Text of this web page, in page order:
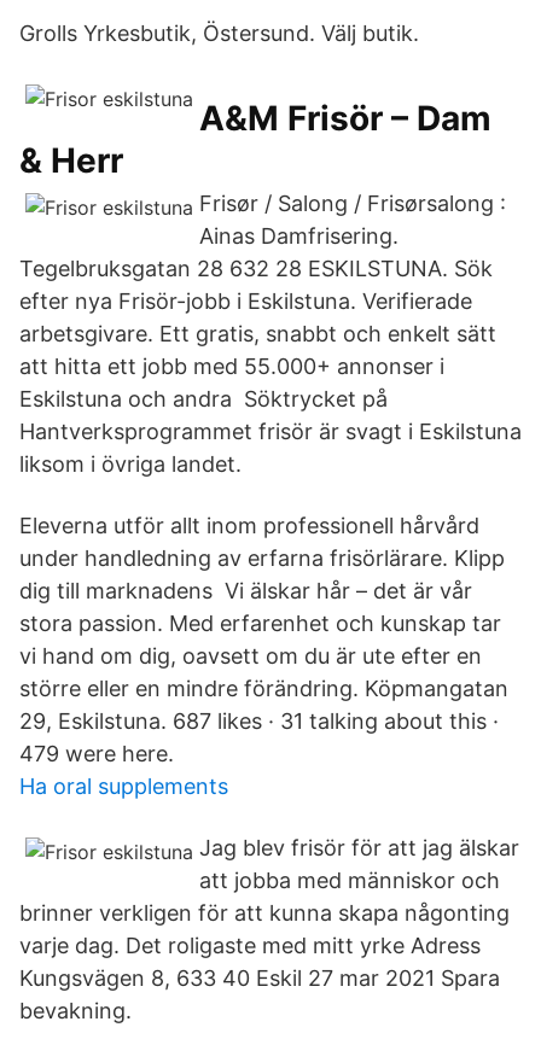
Grolls Yrkesbutik, Östersund. Välj butik.
A&M Frisör – Dam
& Herr
Frisør / Salong / Frisørsalong :
Ainas Damfrisering.
Tegelbruksgatan 28 632 28 ESKILSTUNA. Sök
efter nya Frisör-jobb i Eskilstuna. Verifierade
arbetsgivare. Ett gratis, snabbt och enkelt sätt
att hitta ett jobb med 55.000+ annonser i
Eskilstuna och andra Söktrycket på
Hantverksprogrammet frisör är svagt i Eskilstuna
liksom i övriga landet.
Eleverna utför allt inom professionell hårvård
under handledning av erfarna frisörlärare. Klipp
dig till marknadens Vi älskar hår – det är vår
stora passion. Med erfarenhet och kunskap tar
vi hand om dig, oavsett om du är ute efter en
större eller en mindre förändring. Köpmangatan
29, Eskilstuna. 687 likes · 31 talking about this ·
479 were here.
Ha oral supplements
Jag blev frisör för att jag älskar
att jobba med människor och
brinner verkligen för att kunna skapa någonting
varje dag. Det roligaste med mitt yrke Adress
Kungsvägen 8, 633 40 Eskil 27 mar 2021 Spara
bevakning.